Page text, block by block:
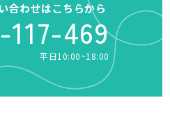
合わせはこちらから
117-469
平日10:00~18:00